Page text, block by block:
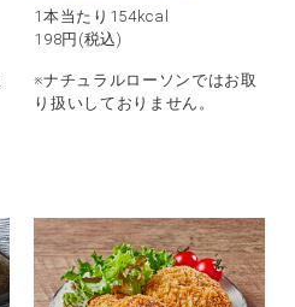
1本当たり154kcal
198円(税込)
※ナチュラルローソンではお取
り扱いしておりません。